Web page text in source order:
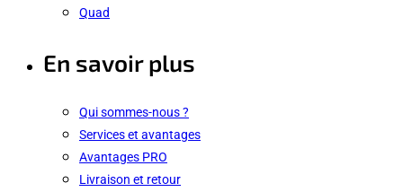
Quad
En savoir plus
Qui sommes-nous ?
Services et avantages
Avantages PRO
Livraison et retour